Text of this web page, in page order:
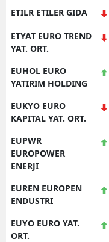
ETILR ETILER GIDA
ETYAT EURO TREND
YAT. ORT.
EUHOL EURO
YATIRIM HOLDING
EUKYO EURO
KAPITAL YAT. ORT.
EUPWR
EUROPOWER
ENERJI
EUREN EUROPEN
ENDUSTRI
EUYO EURO YAT.
ORT.